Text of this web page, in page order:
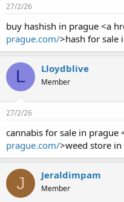
27/2/26
buy hashish in prague <a
prague.com/>hash for sale
L Lloydblive
Member
27/2/26
cannabis for sale in prague
prague.com/>weed store
J Jeraldimpam
Member